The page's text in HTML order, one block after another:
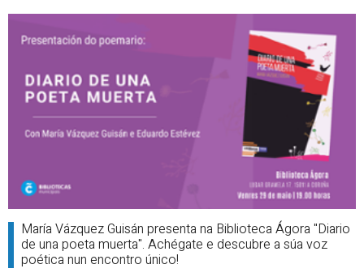
María Vázquez Guisán presenta na Biblioteca Ágora "Diario
de una poeta muerta". Achégate e descubre a súa voz
poética nun encontro único!